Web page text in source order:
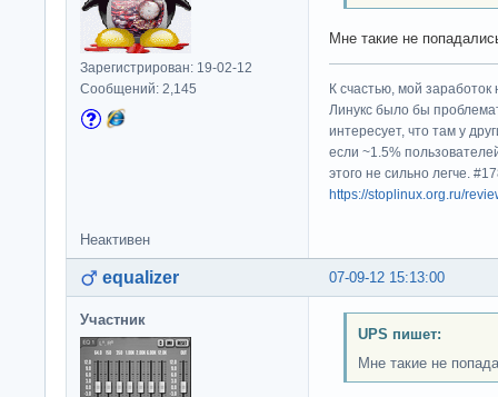
Зарегистрирован: 19-02-12
Сообщений: 2,145
Мне такие не
К счастью, мой
Линукс было бы
интересует, что там у
если ~1.5%
этого не сильно легче.
https://stoplinux.org.ru/
Неактивен
07-09-12 15:13:00
equalizer
Участник
UPS пишет:
Мне такие не